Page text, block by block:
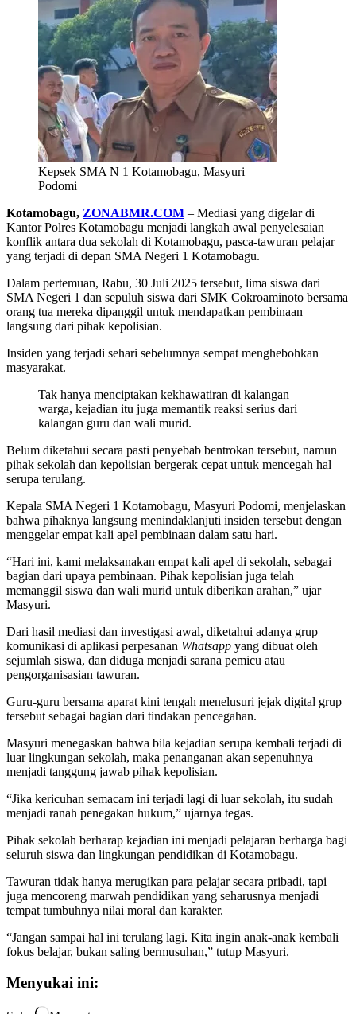
Kepsek SMA N 1 Kotamobagu, Masyuri
Podomi
Kotamobagu, ZONABMR.COM – Mediasi yang digelar di
Kantor Polres Kotamobagu menjadi langkah awal penyelesaian
konflik antara dua sekolah di Kotamobagu, pasca-tawuran pelajar
yang terjadi di depan SMA Negeri 1 Kotamobagu.
Dalam pertemuan, Rabu, 30 Juli 2025 tersebut, lima siswa dari
SMA Negeri 1 dan sepuluh siswa dari SMK Cokroaminoto bersama
orang tua mereka dipanggil untuk mendapatkan pembinaan
langsung dari pihak kepolisian.
Insiden yang terjadi sehari sebelumnya sempat menghebohkan
masyarakat.
Tak hanya menciptakan kekhawatiran di kalangan
warga, kejadian itu juga memantik reaksi serius dari
kalangan guru dan wali murid.
Belum diketahui secara pasti penyebab bentrokan tersebut, namun
pihak sekolah dan kepolisian bergerak cepat untuk mencegah hal
serupa terulang.
Kepala SMA Negeri 1 Kotamobagu, Masyuri Podomi, menjelaskan
bahwa pihaknya langsung menindaklanjuti insiden tersebut dengan
menggelar empat kali apel pembinaan dalam satu hari.
“Hari ini, kami melaksanakan empat kali apel di sekolah, sebagai
bagian dari upaya pembinaan. Pihak kepolisian juga telah
memanggil siswa dan wali murid untuk diberikan arahan,” ujar
Masyuri.
Dari hasil mediasi dan investigasi awal, diketahui adanya grup
komunikasi di aplikasi perpesanan Whatsapp yang dibuat oleh
sejumlah siswa, dan diduga menjadi sarana pemicu atau
pengorganisasian tawuran.
Guru-guru bersama aparat kini tengah menelusuri jejak digital grup
tersebut sebagai bagian dari tindakan pencegahan.
Masyuri menegaskan bahwa bila kejadian serupa kembali terjadi di
luar lingkungan sekolah, maka penanganan akan sepenuhnya
menjadi tanggung jawab pihak kepolisian.
“Jika kericuhan semacam ini terjadi lagi di luar sekolah, itu sudah
menjadi ranah penegakan hukum,” ujarnya tegas.
Pihak sekolah berharap kejadian ini menjadi pelajaran berharga bagi
seluruh siswa dan lingkungan pendidikan di Kotamobagu.
Tawuran tidak hanya merugikan para pelajar secara pribadi, tapi
juga mencoreng marwah pendidikan yang seharusnya menjadi
tempat tumbuhnya nilai moral dan karakter.
“Jangan sampai hal ini terulang lagi. Kita ingin anak-anak kembali
fokus belajar, bukan saling bermusuhan,” tutup Masyuri.
Menyukai ini: